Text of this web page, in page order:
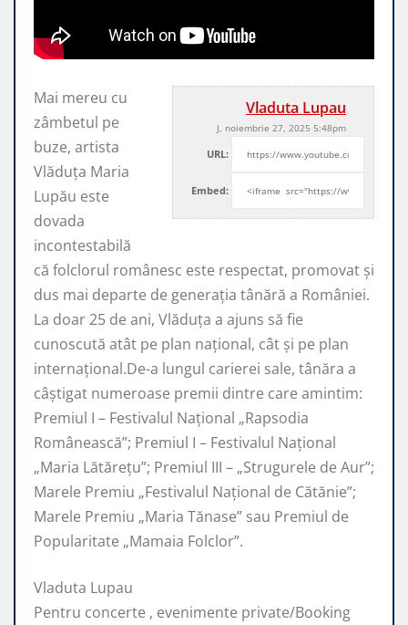
Vladuta Lupau
J, noiembrie 27, 2025 5:48pm
URL:
Embed:
Mai mereu cu
zâmbetul pe
buze, artista
Vlăduța Maria
Lupău este
dovada
incontestabilă
că folclorul românesc este respectat, promovat şi
dus mai departe de generaţia tânără a României.
La doar 25 de ani, Vlăduța a ajuns să fie
cunoscută atât pe plan naţional, cât şi pe plan
internaţional.De-a lungul carierei sale, tânăra a
câştigat numeroase premii dintre care amintim:
Premiul I – Festivalul Național „Rapsodia
Românească”; Premiul I – Festivalul Național
„Maria Lătărețu”; Premiul III – „Strugurele de Aur”;
Marele Premiu „Festivalul Național de Cătănie”;
Marele Premiu „Maria Tănase” sau Premiul de
Popularitate „Mamaia Folclor”.
Vladuta Lupau
Pentru concerte , evenimente private/Booking